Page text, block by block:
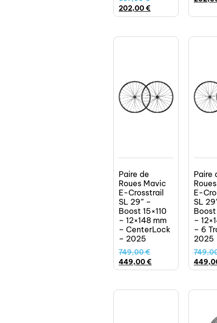
202,00€
Paire de
Roues Mavic
E-Crosstrail
SL 29” –
Boost 15×110
– 12×148 mm
– CenterLock
– 2025
749,00€
449,00€
Paire
E-
SL
Boost
–
– 6
2025